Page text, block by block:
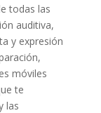
todas las
auditiva,
y expresión
móviles
te
las